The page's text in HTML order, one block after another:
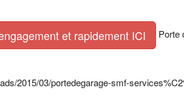
et rapidement ICI
Porte
2015/03/portedegarage-smf-